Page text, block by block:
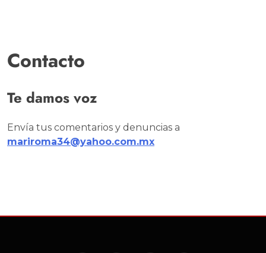
Contacto
Te damos voz
Envía tus comentarios y denuncias a
mariroma34@yahoo.com.mx